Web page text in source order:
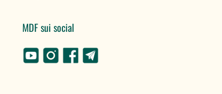
MDF sui social